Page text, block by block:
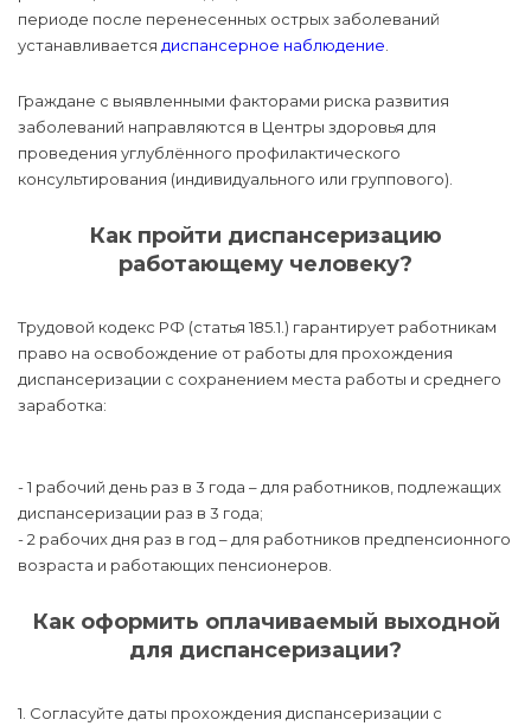
периоде после перенесенных острых заболеваний
устанавливается диспансерное наблюдение
Граждане с выявленными факторами риска развития
заболеваний направляются в Центры здоровья для
проведения углублённого профилактического
консультирования (индивидуального или группового).
Как пройти диспансеризацию
работающему человеку?
Трудовой кодекс РФ (статья 185.1.) гарантирует работникам
право на освобождение от работы для прохождения
диспансеризации с сохранением места работы и среднего
заработка:
- 1 рабочий день раз в 3 года – для работников, подлежащих
диспансеризации раз в 3 года;
- 2 рабочих дня раз в год – для работников предпенсионного
возраста и работающих пенсионеров.
Как оформить оплачиваемый выходной
для диспансеризации?
1. Согласуйте даты прохождения диспансеризации с